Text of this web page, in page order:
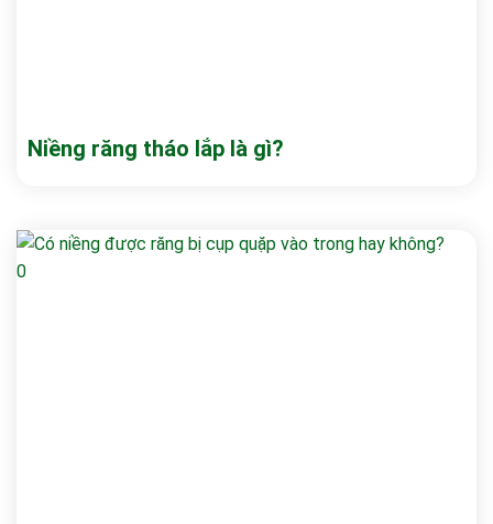
Niềng răng tháo lắp là gì?